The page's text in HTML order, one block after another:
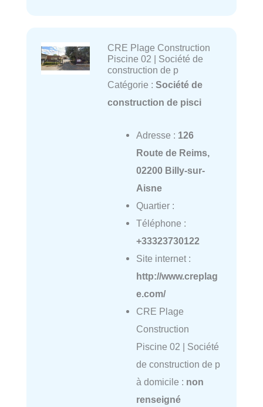
CRE Plage Construction
Piscine 02 | Société de
construction de p
Catégorie : Société de
construction de pisci
Adresse : 126
Route de Reims,
02200 Billy-sur-
Aisne
Quartier :
Téléphone :
+33323730122
Site internet :
http://www.creplag
e.com/
CRE Plage
Construction
Piscine 02 | Société
de construction de p
à domicile : non
renseigné